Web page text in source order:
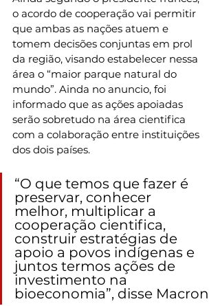
o acordo de cooperação vai permitir
que ambas as nações atuem e
tomem decisões conjuntas em prol
da região, visando estabelecer nessa
área o “maior parque natural do
mundo”. Ainda no anuncio, foi
informado que as ações apoiadas
serão sobretudo na área cientifica
com a colaboração entre instituições
dos dois países.
“O que temos que fazer é
preservar, conhecer
melhor, multiplicar a
cooperação cientifica,
construir estratégias de
apoio a povos indígenas e
juntos termos ações de
investimento na
bioeconomia”, disse Macron